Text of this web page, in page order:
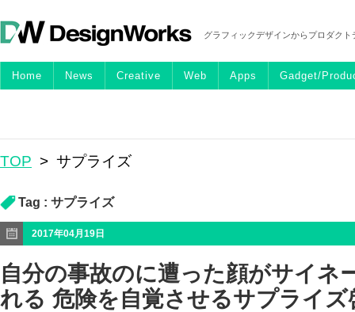
グラフィックデザインからプロダク
Home News Creative Web Apps Gadget/
TOP > サプライズ
Tag : サプライズ
2017年04月19日
自分の事故のに遭った顔がサイネ
れる 危険を自覚させるサプライ